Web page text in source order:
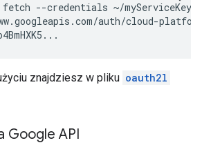
--credentials ~/myServiceKey-
auth/cloud-
znajdziesz w pliku oauth2l
Google API